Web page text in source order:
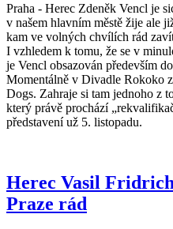
Praha - Herec Zdeněk Vencl je
v našem hlavním městě žije ale
kam ve volných chvílích rád
I vzhledem k tomu, že se v
je Vencl obsazován především
Momentálně v Divadle Rokoko
Dogs. Zahraje si tam jednoho z
který právě prochází
představení už 5. listopadu.
Herec Vasil
Praze rád